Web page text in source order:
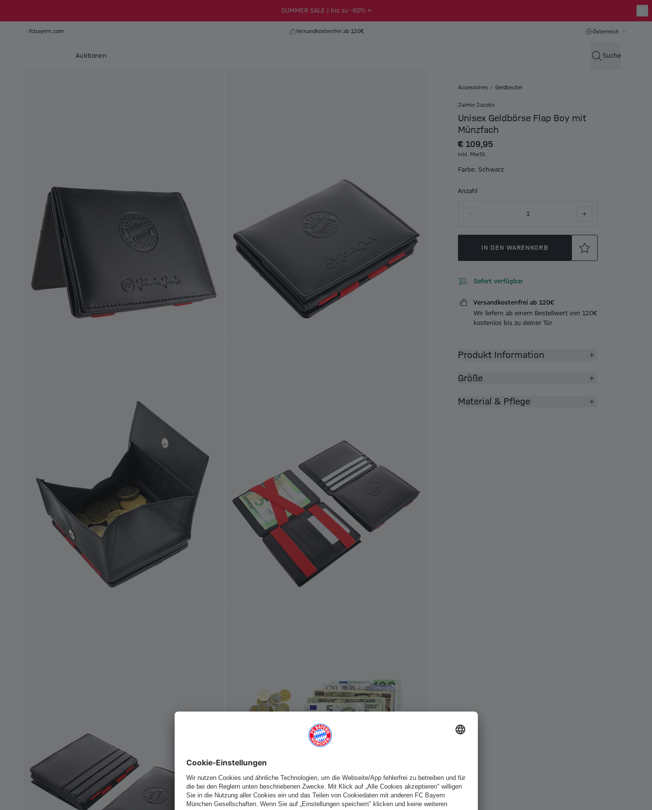
SUMMER SALE | bis zu -60% >
fcbayern.com Versandkostenfrei ab 120€ Österreich
Auktionen Suche
Accessoires Geldbeutel
Jaimie Jacobs
Unisex Geldbörse Flap Boy mit
Münzfach
€ 109,95
inkl. MwSt.
Farbe: Schwarz
Anzahl
1
IN DEN WARENKORB
Sofort verfügbar
Versandkostenfrei ab 120€
Wir liefern ab einem Bestellwert von 120€
kostenlos bis zu deiner Tür
Produkt Information
Größe
Material & Pflege